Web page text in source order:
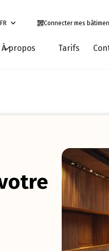
FR Connecter mes
À propos Tarifs